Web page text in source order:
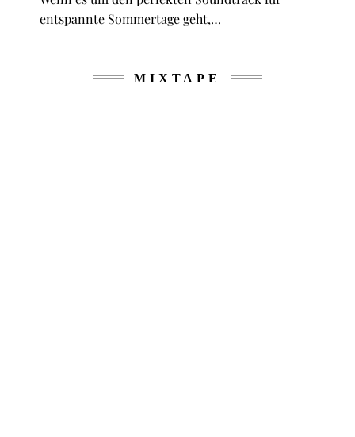
entspannte Sommertage geht,…
MIXTAPE